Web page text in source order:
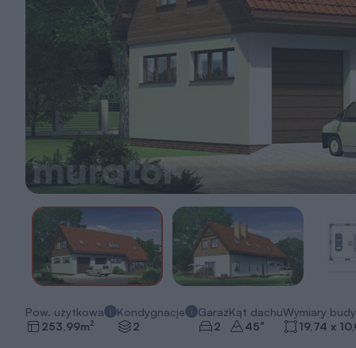
Pow. użytkowa
253,99m2
Kondygnacje
2
Garaż
2
Kąt dachu
45°
Wymiary
19,74 x